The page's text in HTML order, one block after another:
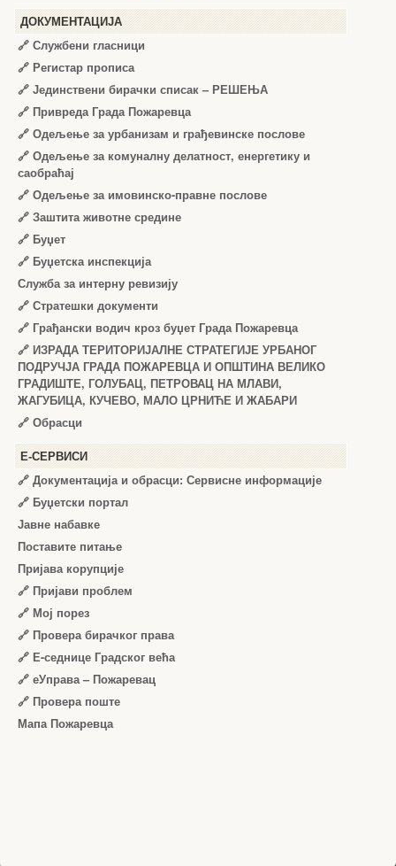
ДОКУМЕНТАЦИЈА
🔗 Службени гласници
🔗 Регистар прописа
🔗 Јединствени бирачки списак – РЕШЕЊА
🔗 Привреда Града Пожаревца
🔗 Одељење за урбанизам и грађевинске послове
🔗 Одељење за комуналну делатност, енергетику и
саобраћај
🔗 Одељење за имовинско-правне послове
🔗 Заштита животне средине
🔗 Буџет
🔗 Буџетска инспекција
Служба за интерну ревизију
🔗 Стратешки документи
🔗 Грађански водич кроз буџет Града Пожаревца
🔗 ИЗРАДА ТЕРИТОРИЈАЛНЕ СТРАТЕГИЈЕ УРБАНОГ
ПОДРУЧЈА ГРАДА ПОЖАРЕВЦА И ОПШТИНА ВЕЛИКО
ГРАДИШТЕ, ГОЛУБАЦ, ПЕТРОВАЦ НА МЛАВИ,
ЖАГУБИЦА, КУЧЕВО, МАЛО ЦРНИЋЕ И ЖАБАРИ
🔗 Обрасци
Е-СЕРВИСИ
🔗 Документација и обрасци: Сервисне информације
🔗 Буџетски портал
Јавне набавке
Поставите питање
Пријава корупције
🔗 Пријави проблем
🔗 Мој порез
🔗 Провера бирачког права
🔗 Е-седнице Градског већа
🔗 еУправа – Пожаревац
🔗 Провера поште
Мапа Пожаревца